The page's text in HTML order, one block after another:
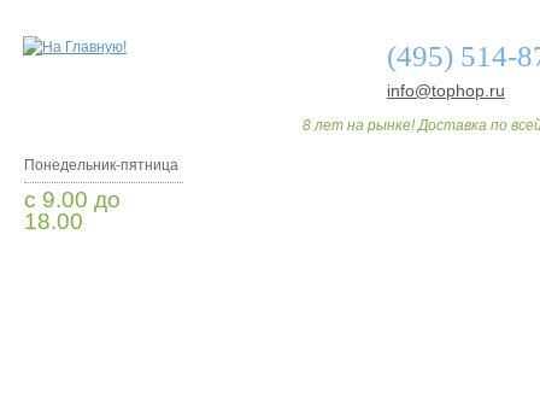
(495) 514-
info@tophop.ru
8 лет на рынке! Доставка по
Понедельник-пятница
с 9.00 до
18.00